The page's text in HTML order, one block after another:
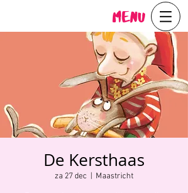
Menu
De Kersthaas
za 27 dec Maastricht